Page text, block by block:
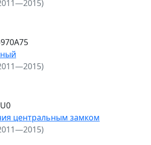
центральным замком